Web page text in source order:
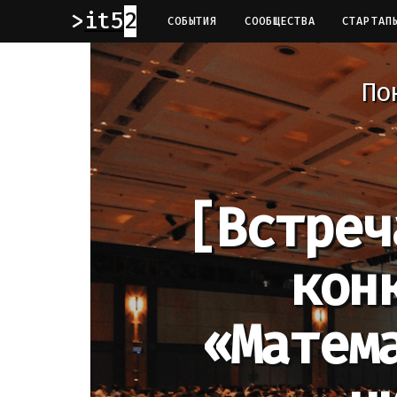
it52 СОБЫТИЯ СООБЩЕСТВА